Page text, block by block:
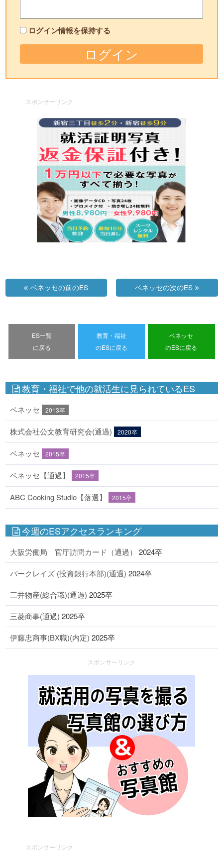
ログイン情報を保持する
スポンサーリンク
ベネッセの前のES ベネッセの次のES
ES一覧
に戻る
教育・福祉
のESに戻る
ベネッセ
のESに戻る
教育・福祉で他の就活生に見られているES
ベネッセ 2013卒
株式会社公文教育研究会(通過) 2020卒
ベネッセ 2015卒
ベネッセ【通過】 2015卒
ABC Cooking Studio【落選】 2015卒
今週のESアクセスランキング
大阪労働局 官庁訪問カード（通過） 2024卒
バークレイズ (投資銀行本部)(通過) 2024卒
三井物産(総合職)(通過) 2025卒
三菱商事(通過) 2025卒
伊藤忠商事(BX職)(内定) 2025卒
スポンサーリンク
スポンサーリンク